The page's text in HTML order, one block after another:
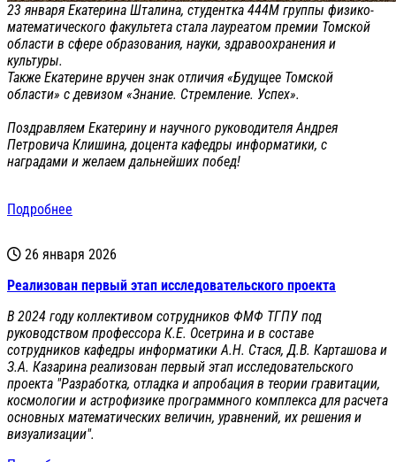
23 января Екатерина Шталина, студентка 444М группы физико-
математического факультета стала лауреатом премии Томской
области в сфере образования, науки, здравоохранения и
культуры.
Также Екатерине вручен знак отличия «Будущее Томской
области» с девизом «Знание. Стремление. Успех».
Поздравляем Екатерину и научного руководителя Андрея
Петровича Клишина, доцента кафедры информатики, с
наградами и желаем дальнейших побед!
Подробнее
26 января 2026
Реализован первый этап исследовательского проекта
В 2024 году коллективом сотрудников ФМФ ТГПУ под
руководством профессора К.Е. Осетрина и в составе
сотрудников кафедры информатики А.Н. Стася, Д.В. Карташова и
З.А. Казарина реализован первый этап исследовательского
проекта "Разработка, отладка и апробация в теории гравитации,
космологии и астрофизике программного комплекса для расчета
основных математических величин, уравнений, их решения и
визуализации".